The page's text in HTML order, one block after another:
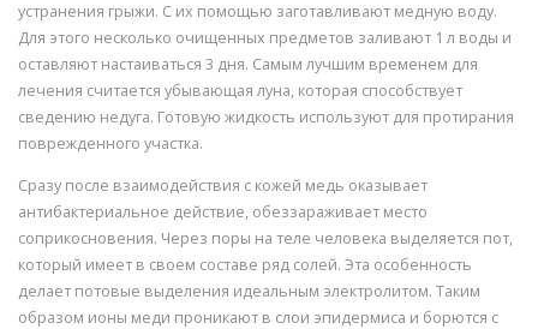
устранения грыжи. С их помощью заготавливают медную воду.
Для этого несколько очищенных предметов заливают 1 л воды и
оставляют настаиваться 3 дня. Самым лучшим временем для
лечения считается убывающая луна, которая способствует
сведению недуга. Готовую жидкость используют для протирания
поврежденного участка.
Сразу после взаимодействия с кожей медь оказывает
антибактериальное действие, обеззараживает место
соприкосновения. Через поры на теле человека выделяется пот,
который имеет в своем составе ряд солей. Эта особенность
делает потовые выделения идеальным электролитом. Таким
образом ионы меди проникают в слои эпидермиса и борются с